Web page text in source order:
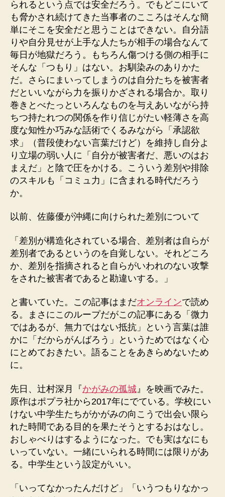
られるという点では安全だろう。でもどこにいて
も脅かされ続けてきた当事者のこころはそんな簡
単にそこを安全だと思うことはできない。自分語
りや自分見せが上手な人たちが相手の場合なんて
毎日が地獄だろう。もちろん傷つける側の相手に
そんな「つもり」はない。お馴染みのありかた
だ。さらにまいってしまうのは自分たちを被害者
だといいながら力を振りかざされる場合か。取り
巻きとべたっといろんなものを与えあいながら持
ちつ持たれつの関係を作り信じがたい軽薄さを高
度な知性か巧みな話術でくるみながら「承認欲
求」（普段使わない言葉だけど）を維持し自分よ
り立場の弱い人に「自分が被害者だ、悪いのはお
まえだ」と陰で圧をかける。こういう差別や排除
のスキルも「コミュ力」に含まれる時代だろう
か。
以前、佐藤優が沖縄に向けられた差別について
「差別が構造化されている場合、差別者は自らが
差別者であるというのを自覚しない。それどころ
か、差別を指摘されると自らがいわれのない攻撃
をされた被害者であると勘違いする。」
と書いていた。この記事はまだオンラインで読め
る。まさにこのループだがこの記事にある「微力
ではあるが、無力ではない抵抗」という言葉は誰
かに「だからがんばろう」というためではなく心
にとめておきたい。語ることをあきらめないため
に。
先日、辻村深月『かがみの孤城 』を映画でみた。
原作はポプラ社から2017年にでている。学校にい
けない中学生たちがかがみの向こうで出会い限ら
れた時間である目的を果たそうとするおはなし。
おしゃべりはするようになった。でも実はなにも
いっていない。一緒にいられる時間には限りがあ
る。中学生という設定がいい。
「いってなかったんだけど」「いうつもりなかっ